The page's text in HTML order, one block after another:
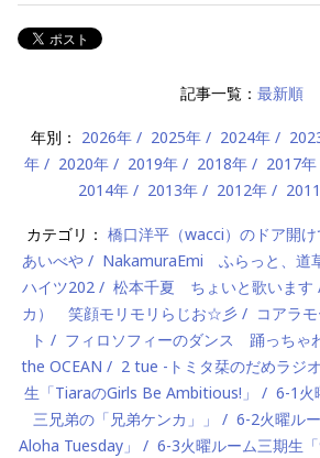
記事一覧： 最新順
年別： 2026年 2025年 2024年
年
2020年 2019年 2018年 2017年
2014年
2013年 2012年
カテゴリ： 橋口洋平（wacci）のドア開け
あいべや
NakamuraEmi ふらっと、道
ハイツ202
松本千夏 ちょいと歌います
カ） 笑顔モリモリらじお☆彡
コアラ
ト
フィロソフィーのダンス 踊っちゃ
the OCEAN
2 tue -トミタ栞のだめラジオ
生「TiaraのGirls Be Ambitious!」
6-1火
三兄弟の「兄弟ケンカ」」
6-2火曜ル
Aloha Tuesday」
6-3火曜ルーム三期生